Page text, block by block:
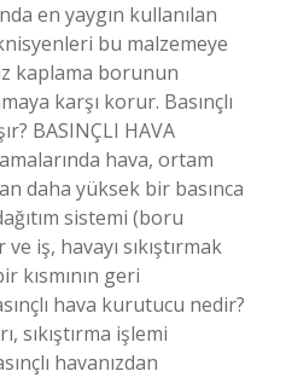
en yaygın kullanılan
bu malzemeye
kaplama borunun
karşı korur. Basınçlı
BASINÇLI HAVA
hava, ortam
daha yüksek bir basınca
sistemi (boru
ve iş, havayı sıkıştırmak
kısmının geri
hava kurutucu nedir?
sıkıştırma işlemi
havanızdan